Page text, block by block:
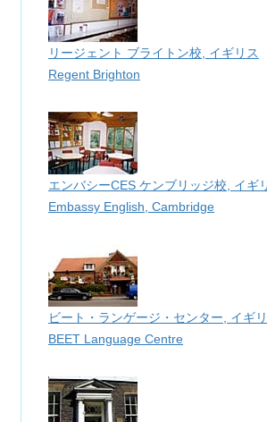
リージェント ブライトン校, イギリス
Regent Brighton
エンバシーCES ケンブリッジ校, イギ
Embassy English, Cambridge
ビート・ランゲージ・センター, イギ
BEET Language Centre